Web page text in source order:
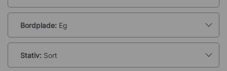
Bordplade: Eg
Stativ: Sort